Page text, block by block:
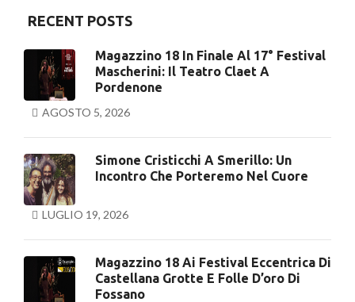
RECENT POSTS
Magazzino 18 In Finale Al 17° Festival
Mascherini: Il Teatro Claet A
Pordenone
AGOSTO 5, 2026
Simone Cristicchi A Smerillo: Un
Incontro Che Porteremo Nel Cuore
LUGLIO 19, 2026
Magazzino 18 Ai Festival Eccentrica Di
Castellana Grotte E Folle D’oro Di
Fossano